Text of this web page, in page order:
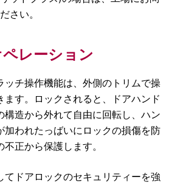
さい。
レーション
ッチ操作機能は、外側のトリムで操
ます。ロックされると、ドアハンド
構造から外れて自由に回転し、ハン
加われたっばいにロックの損傷を防
正から保護します。
てドアロックのセキュリティーを強